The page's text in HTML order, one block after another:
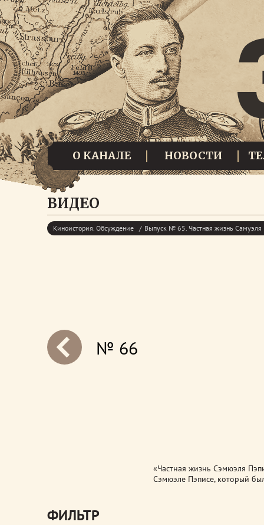
О КАНАЛЕ НОВОСТИ
ВИДЕО
Киноистория. Обсуждение Выпуск № 65. Частная жизнь Самуэля
№ 66
«Частная жизнь Сэмюэля
Сэмюэле Пэписе, который
ФИЛЬТР